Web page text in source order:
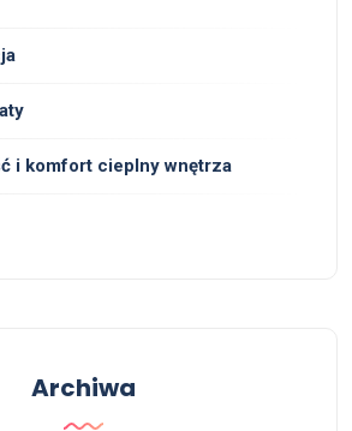
i komfort cieplny wnętrza
Archiwa